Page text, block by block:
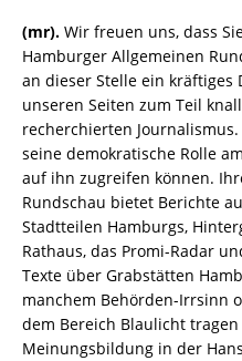
(mr). Wir freuen uns, dass
Hamburger Allgemeinen
an dieser Stelle ein kräftiges
unseren Seiten zum Teil
recherchierten
seine demokratische Rolle
auf ihn zugreifen können.
Rundschau bietet Berichte
Stadtteilen Hamburgs,
Rathaus, das Promi-Radar
Texte über Grabstätten
manchem Behörden-Irrsinn
dem Bereich Blaulicht
Meinungsbildung in der